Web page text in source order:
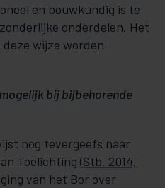
en bouwkundig is te
onderdelen. Het
wijze worden
bij bijbehorende
nog tevergeefs naar
Toelichting (Stb. 2014,
van het Bor over